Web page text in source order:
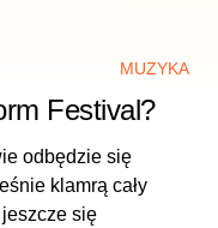
MUZYKA
Festival?
odbędzie się
klamrą cały
się